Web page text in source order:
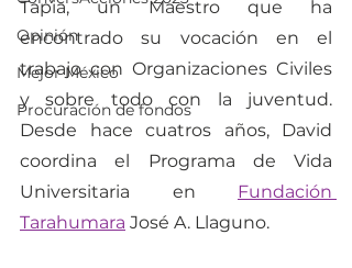
Opinión
Mejor México
Procuración de fondos
Tapia, un Maestro que ha
encontrado su vocación en el
trabajo con Organizaciones Civiles
y sobre todo con la juventud.
Desde hace cuatros años, David
coordina el Programa de Vida
Universitaria en Fundación
Tarahumara José A. Llaguno.